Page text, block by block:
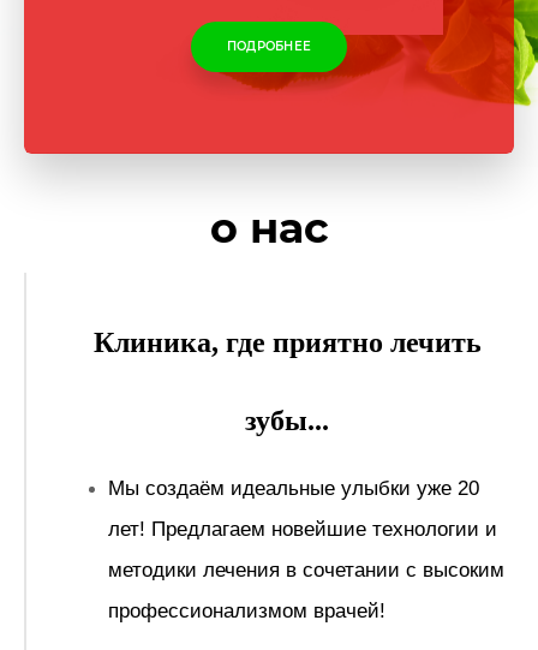
о нас
Клиника, где приятно лечить
зубы...
Мы создаём идеальные улыбки уже 20
лет! Предлагаем новейшие технологии и
методики лечения в сочетании с высоким
профессионализмом врачей!